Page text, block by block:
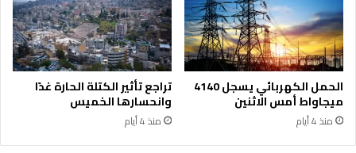
ي
ع
ج
ل
و
ن
ا
ل
ي
ى
م
ن
ظ
م
ة
ا
ل
ع
الحمل الكهربائي يسجل 4140
ميجاواط أمس الاثنين
منذ 4 أيام
تراجع تأثير الكتلة الحارة غدًا
وانحسارها الخميس
منذ 4 أيام